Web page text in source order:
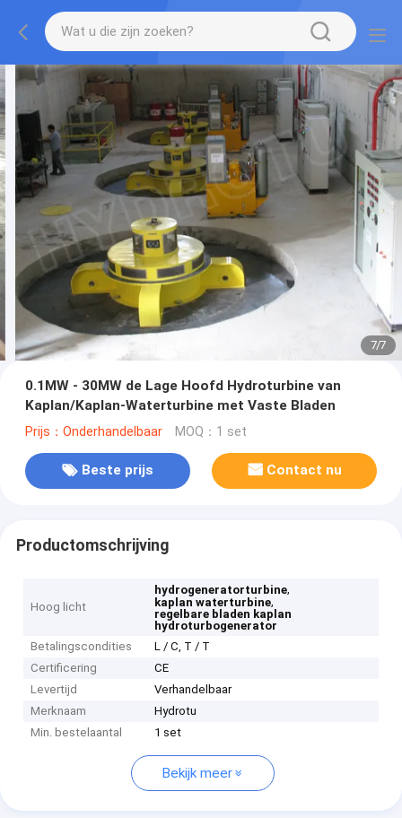
7/7
0.1MW - 30MW de Lage Hoofd Hydroturbine van
Kaplan/Kaplan-Waterturbine met Vaste Bladen
Prijs：Onderhandelbaar MOQ：1 set
Beste prijs Contact nu
Productomschrijving
Hoog licht
hydrogeneratorturbine,
kaplan waterturbine,
regelbare bladen kaplan
hydroturbogenerator
Betalingscondities
L / C, T / T
Certificering
CE
Levertijd
Verhandelbaar
Merknaam
Hydrotu
Min. bestelaantal
1 set
Bekijk meer